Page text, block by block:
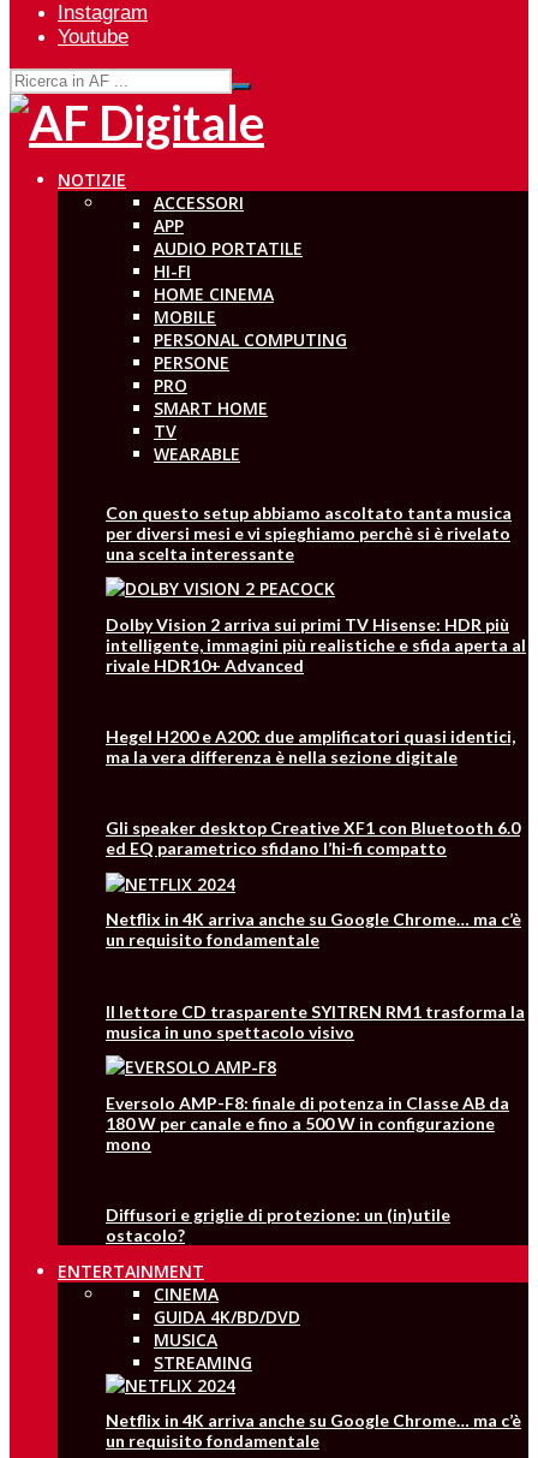
Instagram
Youtube
NOTIZIE
ACCESSORI
APP
AUDIO PORTATILE
HI-FI
HOME CINEMA
MOBILE
PERSONAL COMPUTING
PERSONE
PRO
SMART HOME
TV
WEARABLE
Con questo setup abbiamo ascoltato tanta musica
per diversi mesi e vi spieghiamo perchè si è rivelato
una scelta interessante
Dolby Vision 2 arriva sui primi TV Hisense: HDR più
intelligente, immagini più realistiche e sfida aperta al
rivale HDR10+ Advanced
Hegel H200 e A200: due amplificatori quasi identici,
ma la vera differenza è nella sezione digitale
Gli speaker desktop Creative XF1 con Bluetooth 6.0
ed EQ parametrico sfidano l’hi-fi compatto
Netflix in 4K arriva anche su Google Chrome… ma c’è
un requisito fondamentale
Il lettore CD trasparente SYITREN RM1 trasforma la
musica in uno spettacolo visivo
Eversolo AMP-F8: finale di potenza in Classe AB da
180 W per canale e fino a 500 W in configurazione
mono
Diffusori e griglie di protezione: un (in)utile
ostacolo?
ENTERTAINMENT
CINEMA
GUIDA 4K/BD/DVD
MUSICA
STREAMING
Netflix in 4K arriva anche su Google Chrome… ma c’è
un requisito fondamentale